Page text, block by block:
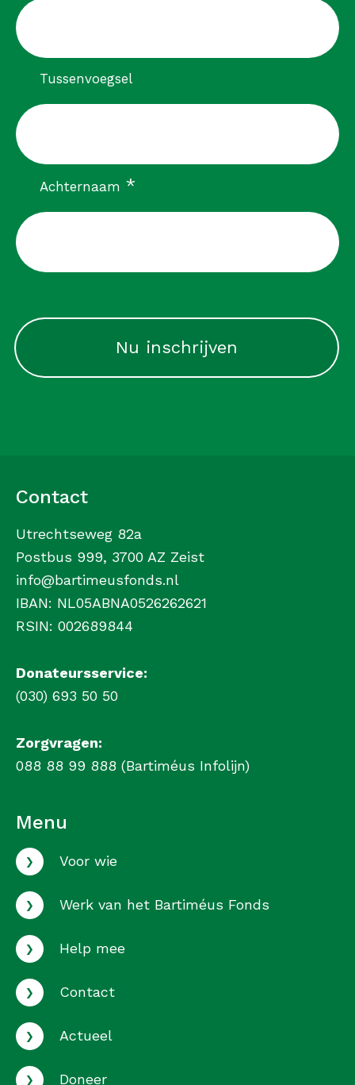
Tussenvoegsel
Achternaam *verplicht
Contact
Utrechtseweg 82a
Postbus 999, 3700 AZ Zeist
info@bartimeusfonds.nl
IBAN: NL05ABNA0526262621
RSIN: 002689844
Donateursservice:
(030) 693 50 50
Zorgvragen:
088 88 99 888 (Bartiméus Infolijn)
Menu
› Voor wie
› Werk van het Bartiméus Fonds
› Help mee
› Contact
› Actueel
› Doneer